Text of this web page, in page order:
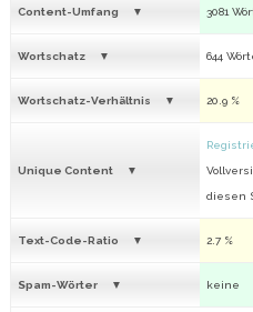
Content-Umfang 3081
Wortschatz 644
Wortschatz-Verhältnis 20.9 %
Unique Content
diesen
Text-Code-Ratio 2.7 %
Spam-Wörter keine